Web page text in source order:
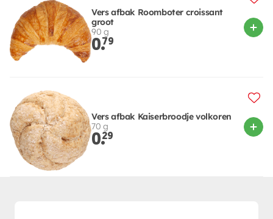
Vers afbak Roomboter croissant
groot
90 g
0.79
Vers afbak Kaiserbroodje volkoren
70 g
0.29